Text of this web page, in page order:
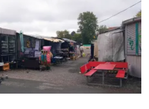
Oulu2026
Näyttelyt
Musiikki
Levyt
Kuvataide
Kirjat